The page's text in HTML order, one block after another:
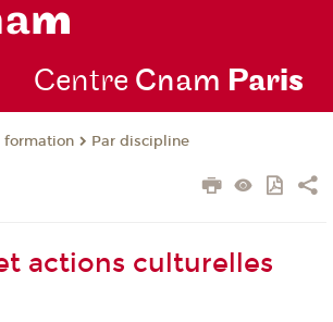
Centre Cnam Paris
formation Par discipline
actions culturelles